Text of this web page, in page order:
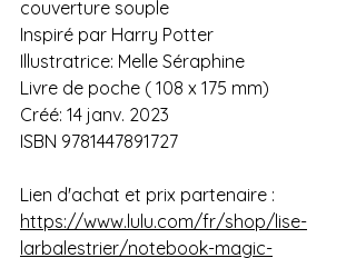
couverture souple
Inspiré par Harry Potter
Illustratrice: Melle Séraphine
Livre de poche ( 108 x 175 mm)
Créé: 14 janv. 2023
ISBN 9781447891727
Lien d'achat et prix partenaire :
https://www.lulu.com/fr/shop/lise-
larbalestrier/notebook-magic-